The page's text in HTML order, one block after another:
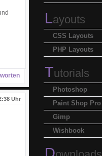
Uhr
Layouts
CSS Layouts
PHP Layouts
Tutorials
Photoshop
Paint Shop Pro
Gimp
Wishbook